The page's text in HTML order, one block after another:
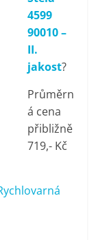
4599
90010 –
II.
jakost?
Průměrn
á cena
přibližně
719,- Kč